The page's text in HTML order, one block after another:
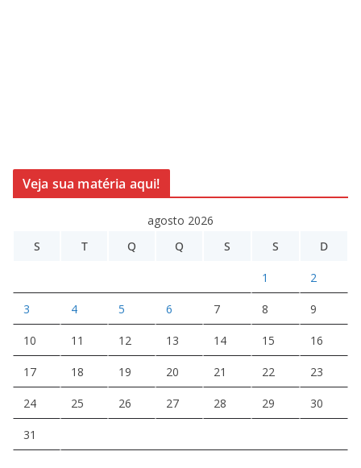
Veja sua matéria aqui!
agosto 2026
S
T Q Q S S D
1 2
3 4 5 6 7 8 9
10 11 12 13 14 15 16
17 18 19 20 21 22 23
24 25 26 27 28 29 30
31